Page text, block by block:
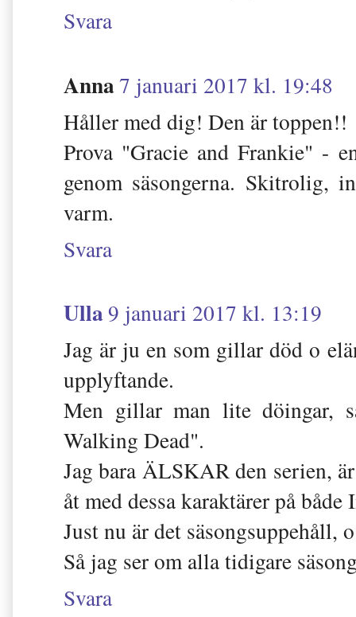
Svara
Anna7 januari 2017 kl. 19:48
Håller med dig! Den är toppen!!
Prova "Gracie and Frankie" -
genom säsongerna. Skitrolig,
varm.
Svara
Ulla9 januari 2017 kl. 13:19
Jag är ju en som gillar död o
upplyftande.
Men gillar man lite döingar,
Walking Dead".
Jag bara ÄLSKAR den serien,
åt med dessa karaktärer på
Just nu är det säsongsuppehåll,
Så jag ser om alla tidigare
Svara